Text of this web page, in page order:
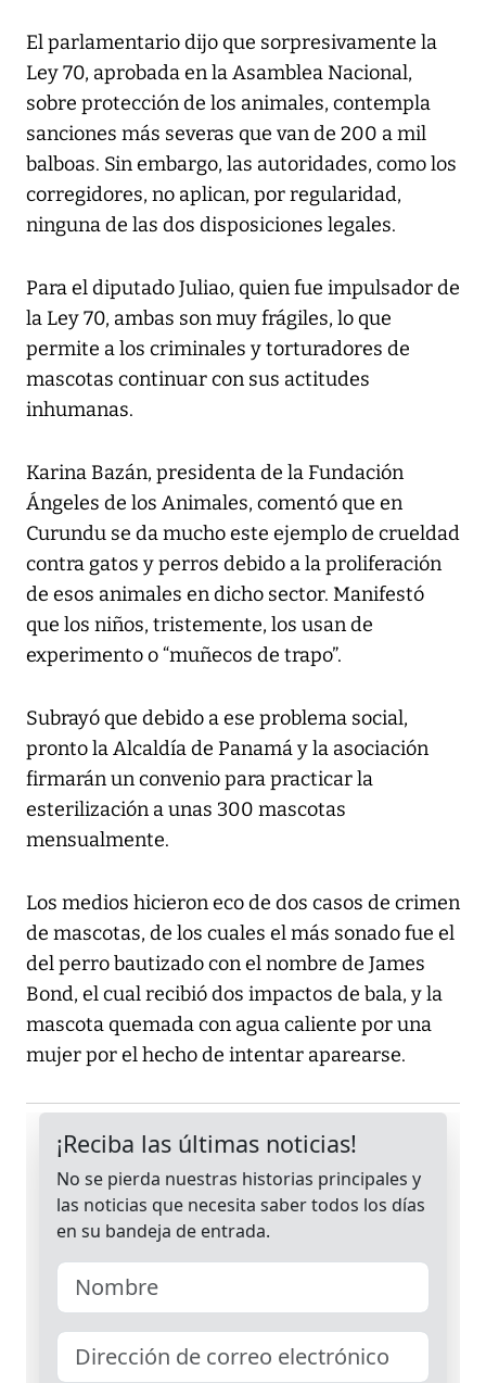
El parlamentario dijo que sorpresivamente la
Ley 70, aprobada en la Asamblea Nacional,
sobre protección de los animales, contempla
sanciones más severas que van de 200 a mil
balboas. Sin embargo, las autoridades, como los
corregidores, no aplican, por regularidad,
ninguna de las dos disposiciones legales.
Para el diputado Juliao, quien fue impulsador de
la Ley 70, ambas son muy frágiles, lo que
permite a los criminales y torturadores de
mascotas continuar con sus actitudes
inhumanas.
Karina Bazán, presidenta de la Fundación
Ángeles de los Animales, comentó que en
Curundu se da mucho este ejemplo de crueldad
contra gatos y perros debido a la proliferación
de esos animales en dicho sector. Manifestó
que los niños, tristemente, los usan de
experimento o “muñecos de trapo”.
Subrayó que debido a ese problema social,
pronto la Alcaldía de Panamá y la asociación
firmarán un convenio para practicar la
esterilización a unas 300 mascotas
mensualmente.
Los medios hicieron eco de dos casos de crimen
de mascotas, de los cuales el más sonado fue el
del perro bautizado con el nombre de James
Bond, el cual recibió dos impactos de bala, y la
mascota quemada con agua caliente por una
mujer por el hecho de intentar aparearse.